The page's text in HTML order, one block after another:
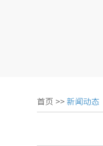
首页 >>新闻动态